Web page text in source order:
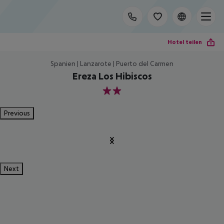
Hotel teilen
Spanien | Lanzarote | Puerto del Carmen
Ereza Los Hibiscos
2
Previous
Next